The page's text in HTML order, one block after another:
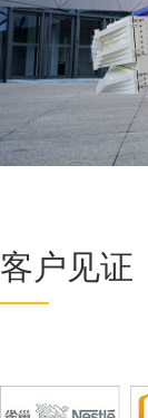
客户见证